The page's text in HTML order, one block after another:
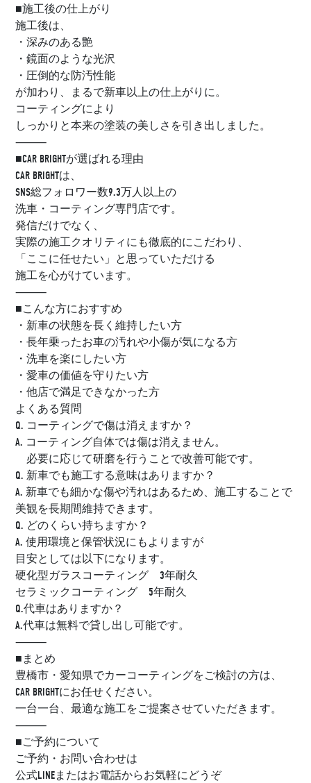
■施工後の仕上がり
施工後は、
・深みのある艶
・鏡面のような光沢
・圧倒的な防汚性能
が加わり、まるで新車以上の仕上がりに。
コーティングにより
しっかりと本来の塗装の美しさを引き出しました。
⸻
■CAR BRIGHTが選ばれる理由
CAR BRIGHTは、
SNS総フォロワー数9.3万人以上の
洗車・コーティング専門店です。
発信だけでなく、
実際の施工クオリティにも徹底的にこだわり、
「ここに任せたい」と思っていただける
施工を心がけています。
⸻
■こんな方におすすめ
・新車の状態を長く維持したい方
・長年乗ったお車の汚れや小傷が気になる方
・洗車を楽にしたい方
・愛車の価値を守りたい方
・他店で満足できなかった方
よくある質問
Q. コーティングで傷は消えますか？
A. コーティング自体では傷は消えません。
必要に応じて研磨を行うことで改善可能です。
Q. 新車でも施工する意味はありますか？
A. 新車でも細かな傷や汚れはあるため、施工することで
美観を長期間維持できます。
Q. どのくらい持ちますか？
A. 使用環境と保管状況にもよりますが
目安としては以下になります。
硬化型ガラスコーティング 3年耐久
セラミックコーティング 5年耐久
Q.代車はありますか？
A.代車は無料で貸し出し可能です。
⸻
■まとめ
豊橋市・愛知県でカーコーティングをご検討の方は、
CAR BRIGHTにお任せください。
一台一台、最適な施工をご提案させていただきます。
⸻
■ご予約について
ご予約・お問い合わせは
公式LINEまたはお電話からお気軽にどうぞ